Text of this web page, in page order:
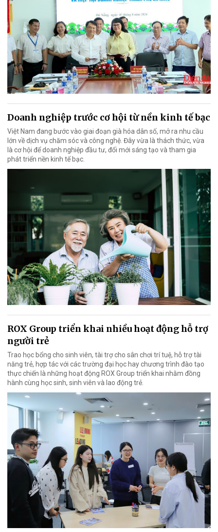
Doanh nghiệp trước cơ hội từ nền kinh tế bạc
Việt Nam đang bước vào giai đoạn già hóa dân số, mở ra nhu cầu
lớn về dịch vụ chăm sóc và công nghệ. Đây vừa là thách thức, vừa
là cơ hội để doanh nghiệp đầu tư, đổi mới sáng tạo và tham gia
phát triển nền kinh tế bạc.
ROX Group triển khai nhiều hoạt động hỗ trợ
người trẻ
Trao học bổng cho sinh viên, tài trợ cho sân chơi trí tuệ, hỗ trợ tài
năng trẻ, hợp tác với các trường đại học hay chương trình đào tạo
thực chiến là những hoạt động ROX Group triển khai nhằm đồng
hành cùng học sinh, sinh viên và lao động trẻ.